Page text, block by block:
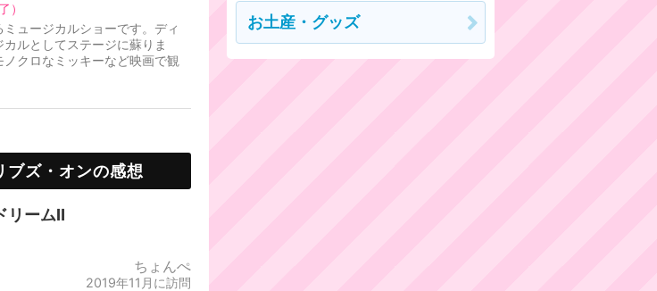
）
ュージカルショーです。ディ
ルとしてステージに蘇りま
クロなミッキーなど映画で観
...
ブズ・オンの感想
リームⅡ
ちょんぺ
2019年11月に訪問
お土産・グッズ